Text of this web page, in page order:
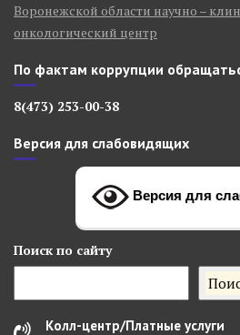
Воронежской области научно –
онкологический центр
По фактам коррупции
8(473) 253-00-38
Версия для слабовидящих
Версия для
Поиск по сайту
Колл-центр/Платные услуги